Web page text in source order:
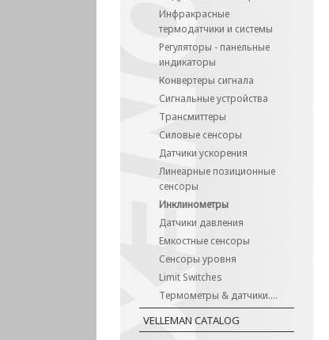
Инфракрасные
термодатчики и системы
Регуляторы - панельные
индикаторы
Конвертеры сигнала
Сигнальные устройства
Трансмиттеры
Силовые сенсоры
Датчики ускорения
Линеарные позиционные
сенсоры
Инклинометры
Датчики давления
Емкостные сенсоры
Сенсоры уровня
Limit Switches
Термометры & датчики....
VELLEMAN CATALOG